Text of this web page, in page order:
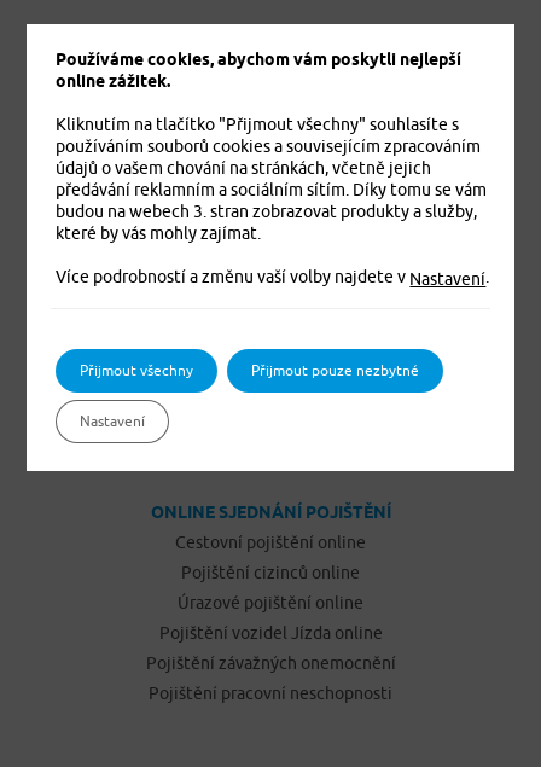
Cestovní pojištění
Úrazové pojištění
Dětské úrazové pojištění MEDVÍDEK
Základní zdravotní pojištění cizinců
Komplexní zdravotní pojištění cizinců Plus
Komplexní zdravotní pojištění cizinců Exclusive
Pojištění odpovědnosti občanů
Pojištění podnikatelů
ONLINE SJEDNÁNÍ POJIŠTĚNÍ
Cestovní pojištění online
Pojištění cizinců online
Úrazové pojištění online
Pojištění vozidel Jízda online
Pojištění závažných onemocnění
Pojištění pracovní neschopnosti
Používáme cookies, abychom vám poskytli nejlepší
online zážitek.
Kliknutím na tlačítko "Přijmout všechny" souhlasíte s
používáním souborů cookies a souvisejícím zpracováním
údajů o vašem chování na stránkách, včetně jejich
předávání reklamním a sociálním sítím. Díky tomu se vám
budou na webech 3. stran zobrazovat produkty a služby,
které by vás mohly zajímat.
Více podrobností a změnu vaší volby najdete v Nastavení.
Přijmout všechny Přijmout pouze nezbytné
Nastavení